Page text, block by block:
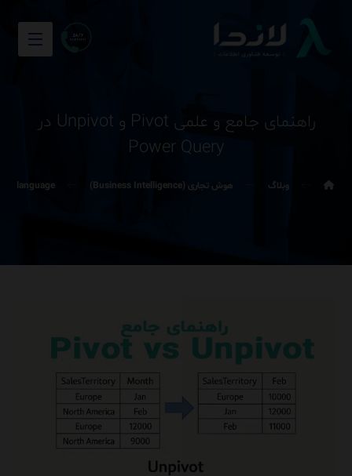
راهنمای جامع و علمی Pivot و Unpivot در
Power Query
وبلاگ هوش تجاری (Business Intelligence) language